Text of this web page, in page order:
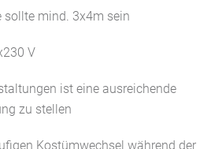
sollte mind. 3x4m sein
V
ist eine ausreichende
zu stellen
Kostümwechsel während der